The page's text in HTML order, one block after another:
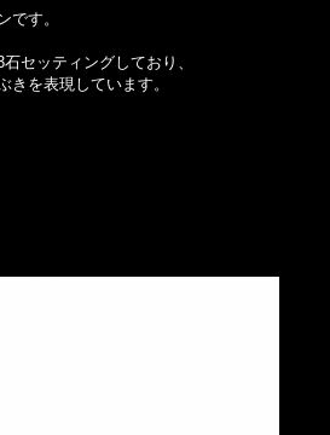
です。
セッティングしており、
きを表現しています。